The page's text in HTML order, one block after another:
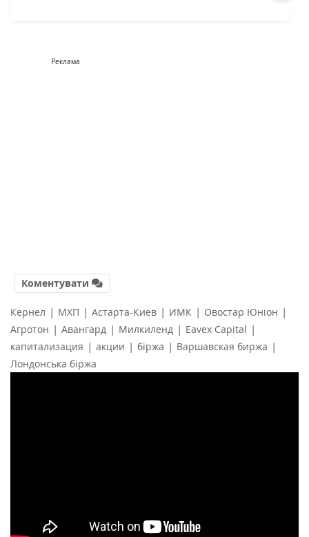
Реклама
Коментувати
Кернел | МХП | Астарта-Киев | ИМК | Овостар Юніон |
Агротон | Авангард | Милкиленд | Eavex Capital |
капитализация | акции | біржа | Варшавская биржа |
Лондонська біржа